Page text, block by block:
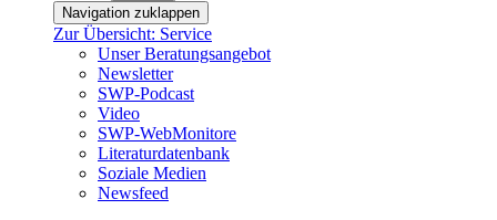
Navigation zuklappen
Zur Übersicht: Service
Unser Beratungsangebot
Newsletter
SWP-Podcast
Video
SWP-WebMonitore
Literaturdatenbank
Soziale Medien
Newsfeed